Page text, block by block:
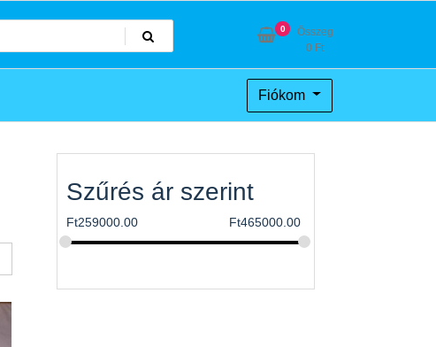
0
Összeg
0 Ft
Fiókom
Szűrés ár szerint
Ft259000.00 Ft465000.00